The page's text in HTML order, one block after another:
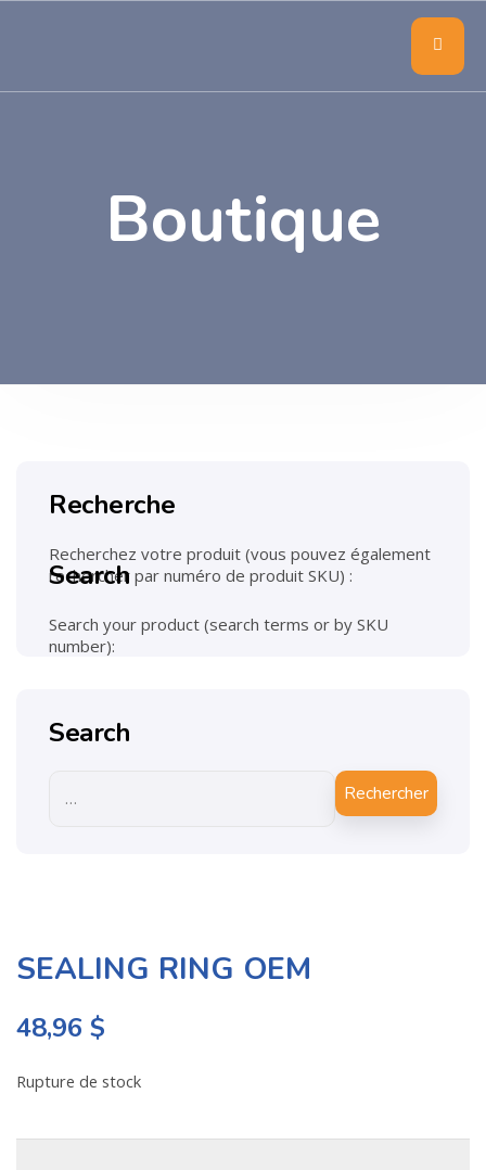
Boutique
SEALING RING OEM
48,96 $
Rupture de stock
Recherche
Recherchez votre produit (vous pouvez également
rechercher par numéro de produit SKU) :
Search
Search your product (search terms or by SKU
number):
Search
Rechercher